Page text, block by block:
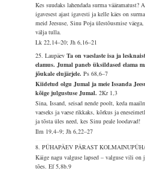
Kes suudaks lahendada surma
igavesest ajast igavesti ja kelle käes on
meid Jeesuse, Sinu Poja ülestõusmise
välja tulla.
Lk 22,14–20; Jh 6,16–21
25. LaupäevTa on vaeslaste isa ja
elamus. Jumal paneb üksildased elama
jõukale elujärjele.Ps 68,6–7
Kiidetud olgu Jumal ja meie Issanda
kõige julgustuse Jumal.2Kr 1,3
Sina, Issand, seisad nende poolt, keda
vaeseks ja vaese rikkaks, kõrkus ja
ja tõsta üles need, kes Sinu peale loodavad!
Ilm 19,4–9; Jh 6,22–27
8. PÜHAPÄEV PÄRAST
Käige nagu valguse lapsed – valguse vili on
tões.Ef 5,8b.9